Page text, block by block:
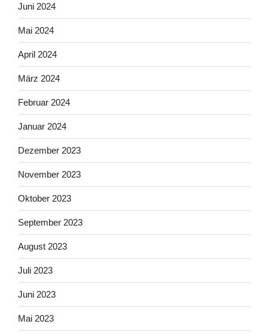
Juni 2024
Mai 2024
April 2024
März 2024
Februar 2024
Januar 2024
Dezember 2023
November 2023
Oktober 2023
September 2023
August 2023
Juli 2023
Juni 2023
Mai 2023